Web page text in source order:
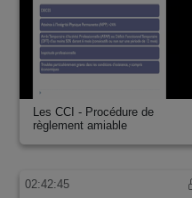
Les CCI - Procédure de
règlement amiable
02:42:45